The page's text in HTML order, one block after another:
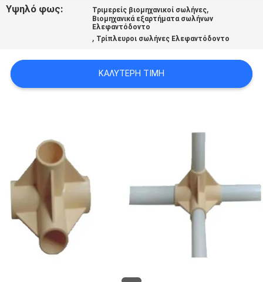
ΠΟΛΙΤΙΚΉ
ΑΠΟΡΡΉΤΟΥ
Υψηλό φως: Τριμερείς βιομηχανικοί σωλήνες,
Βιομηχανικά εξαρτήματα σωλήνων
Ελεφαντόδοντο
, Τρίπλευροι σωλήνες Ελεφαντόδοντο
ΚΑΛΎΤΕΡΗ ΤΙΜΉ